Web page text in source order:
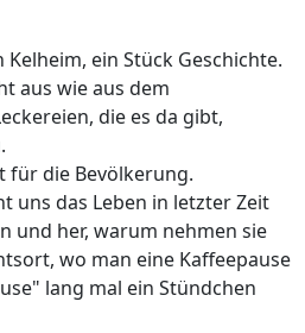
Kelheim, ein Stück Geschichte.
aus wie aus dem
die es da gibt,
für die Bevölkerung.
uns das Leben in letzter Zeit
und her, warum nehmen sie
wo man eine Kaffeepause
lang mal ein Stündchen